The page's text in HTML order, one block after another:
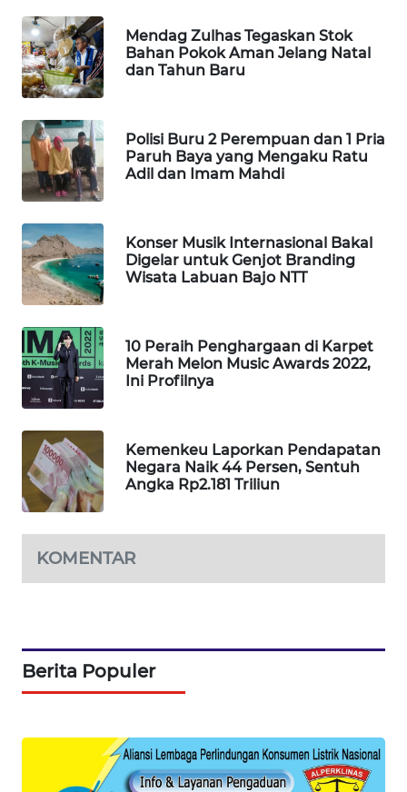
Mendag Zulhas Tegaskan Stok
Bahan Pokok Aman Jelang Natal
dan Tahun Baru
Polisi Buru 2 Perempuan dan 1 Pria
Paruh Baya yang Mengaku Ratu
Adil dan Imam Mahdi
Konser Musik Internasional Bakal
Digelar untuk Genjot Branding
Wisata Labuan Bajo NTT
10 Peraih Penghargaan di Karpet
Merah Melon Music Awards 2022,
Ini Profilnya
Kemenkeu Laporkan Pendapatan
Negara Naik 44 Persen, Sentuh
Angka Rp2.181 Triliun
KOMENTAR
Berita Populer
ID
MARTABAT
NET
PLN
WATCH
LPKKI
LKKI
KOPEKLIN
PORTAL
FORWAMKI
FORJASIDA
SIDIKALANG